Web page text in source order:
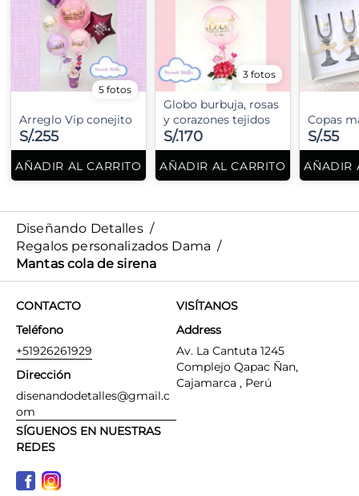
5 fotos
Arreglo Vip conejito
S/.255
AÑADIR AL CARRITO
3 fotos
Globo burbuja, rosas
y corazones tejidos
S/.170
AÑADIR AL CARRITO
Copas
S/.55
AÑADIR
Diseñando Detalles /
Regalos personalizados Dama /
Mantas cola de sirena
CONTACTO
Teléfono
+51926261929
Dirección
disenandodetalles@gmail.c
om
VISÍTANOS
Address
Av. La Cantuta 1245
Complejo Qapac Ñan,
Cajamarca , Perú
SÍGUENOS EN NUESTRAS
REDES